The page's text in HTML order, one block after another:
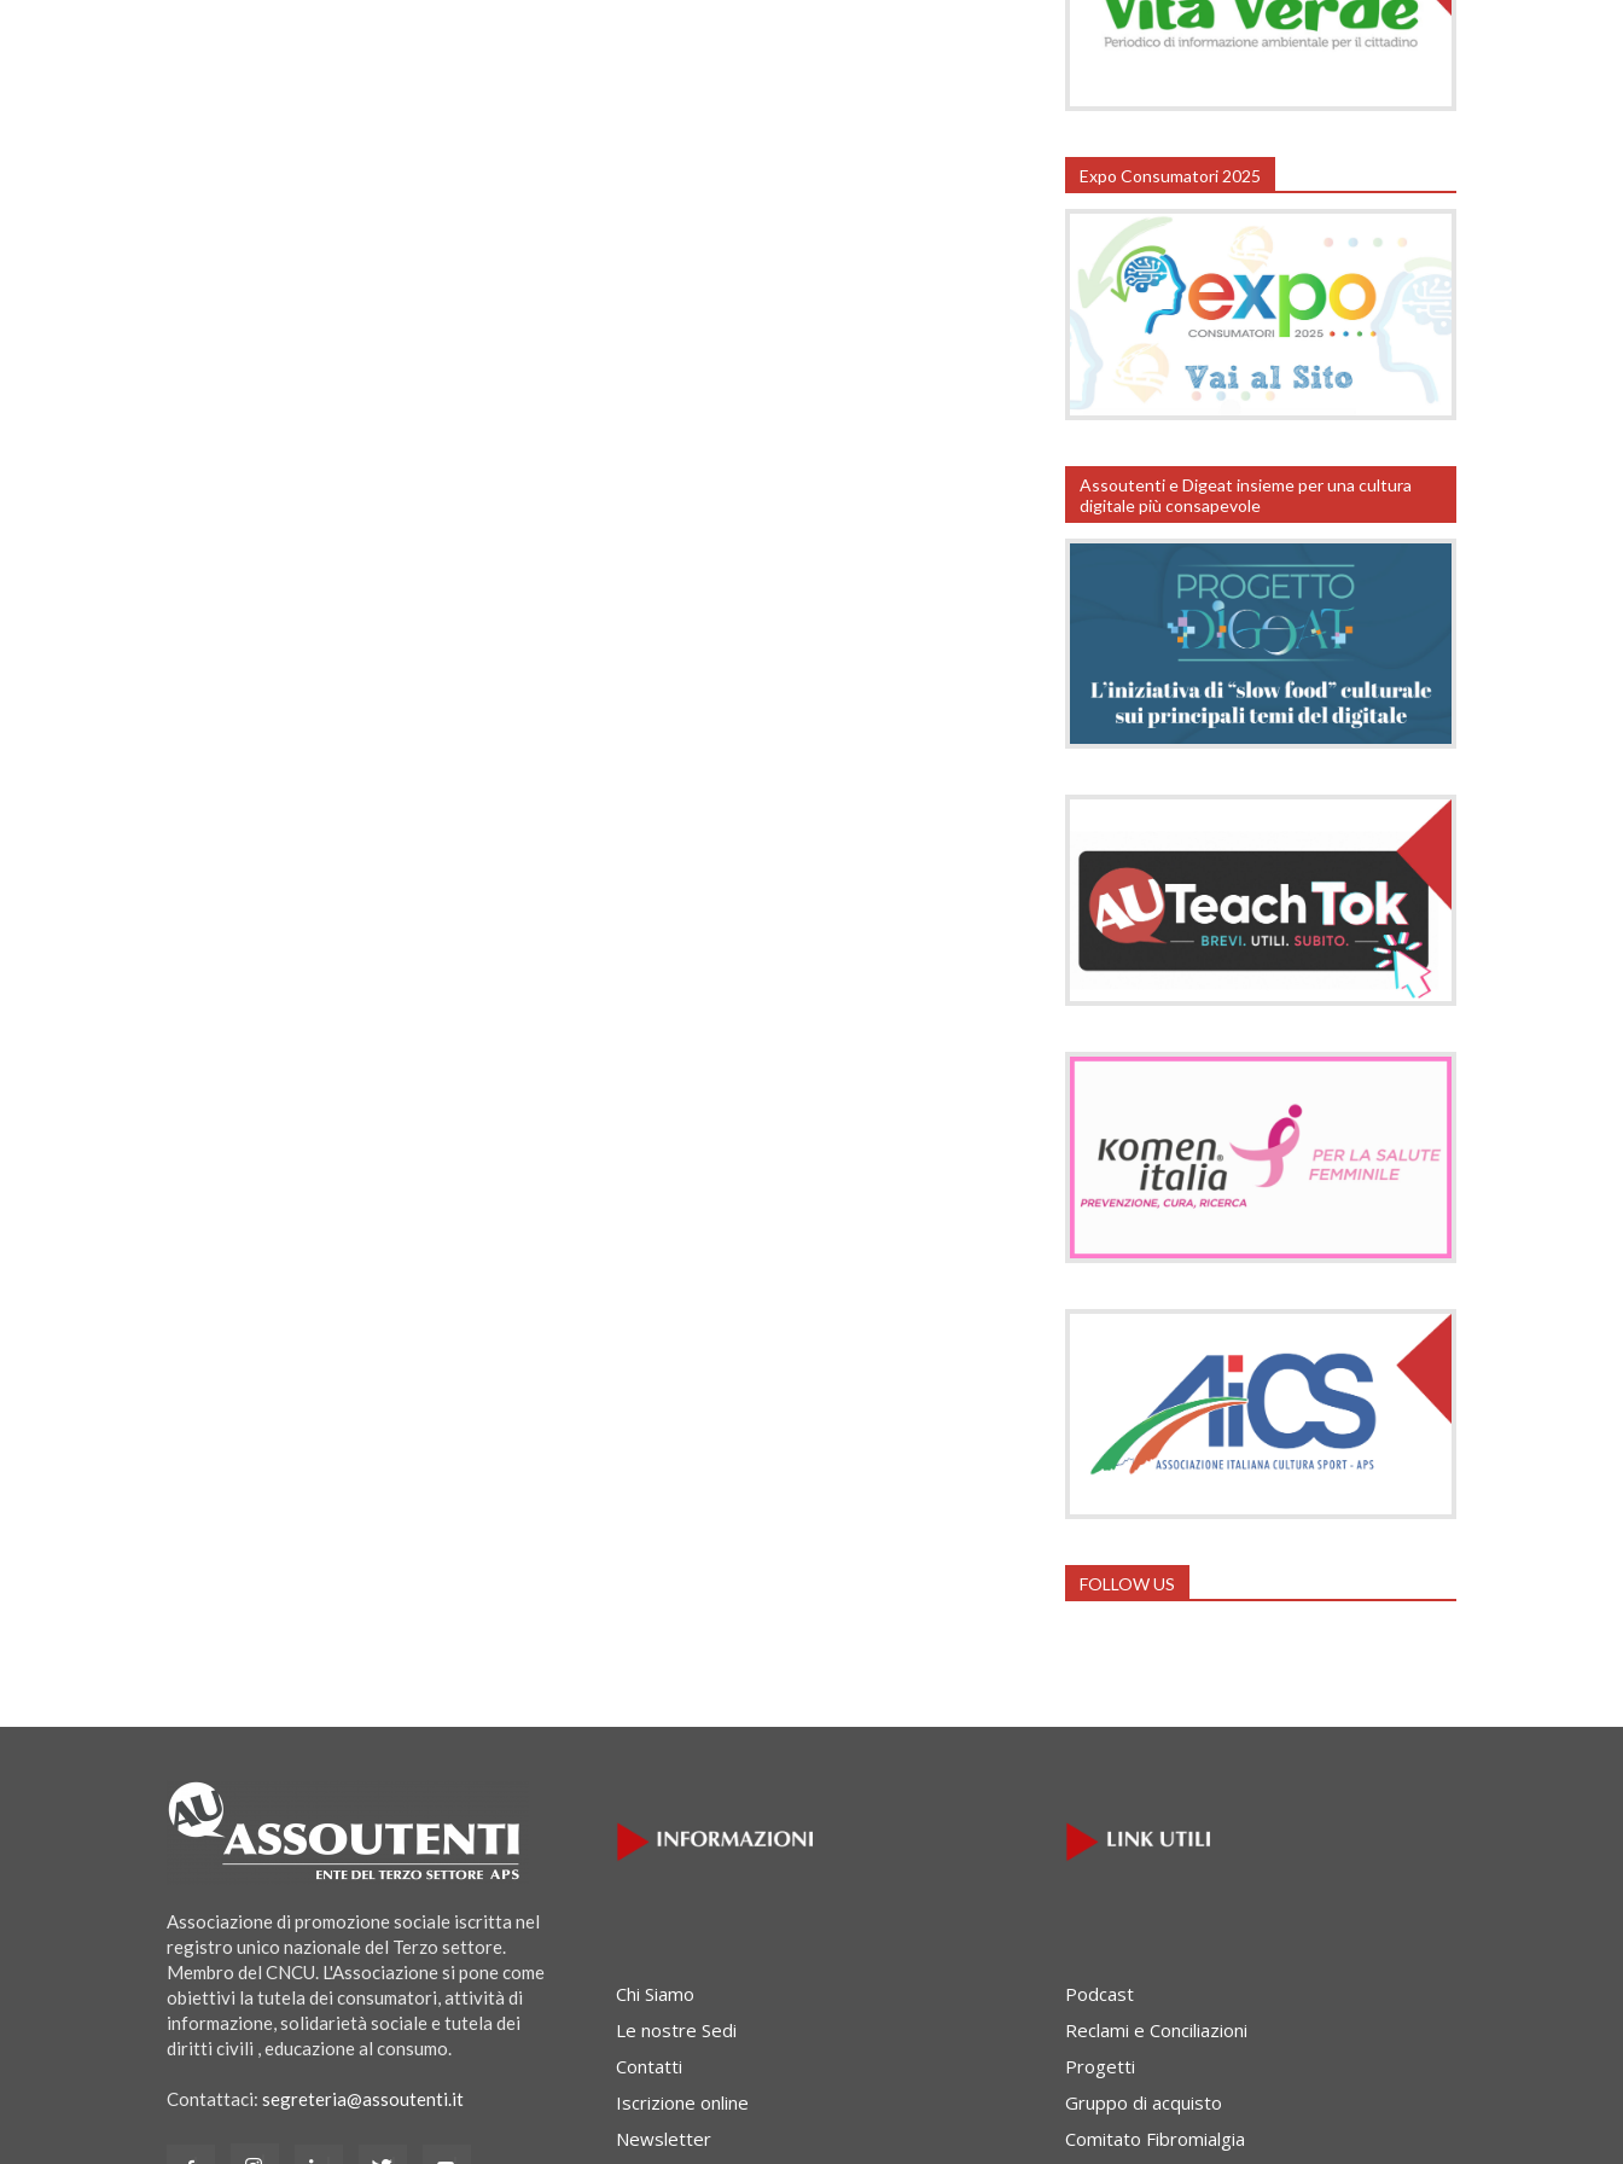
Expo Consumatori 2025
Assoutenti e Digeat insieme per una cultura
digitale più consapevole
FOLLOW US
Associazione di promozione sociale iscritta nel
registro unico nazionale del Terzo settore.
Membro del CNCU. L'Associazione si pone come
obiettivi la tutela dei consumatori, attività di
informazione, solidarietà sociale e tutela dei
diritti civili , educazione al consumo.
Contattaci: segreteria@assoutenti.it
Chi Siamo
Le nostre Sedi
Contatti
Iscrizione online
Newsletter
Podcast
Reclami e Conciliazioni
Progetti
Gruppo di acquisto
Comitato Fibromialgia